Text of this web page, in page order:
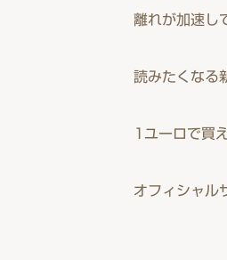
離れが加速し
読みたくなる
1ユーロで買
オフィシャル